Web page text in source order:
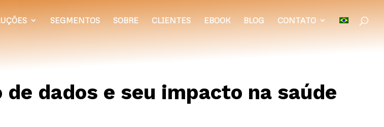
SEGMENTOS SOBRE CLIENTES EBOOK BLOG CONTATO
dados e seu impacto na saúde